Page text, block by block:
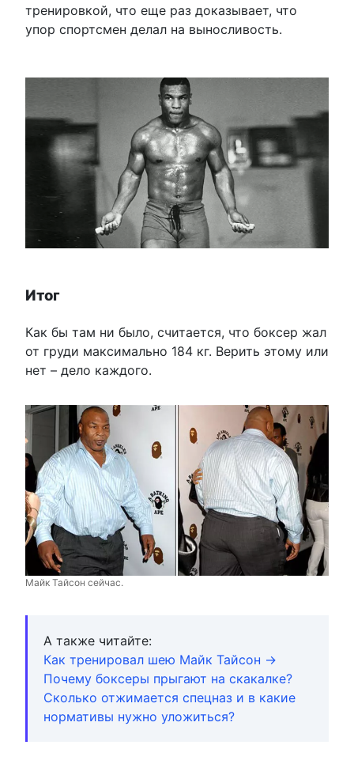
тренировкой, что еще раз доказывает, что
упор спортсмен делал на выносливость.
Итог
Как бы там ни было, считается, что боксер жал
от груди максимально 184 кг. Верить этому или
нет – дело каждого.
Майк Тайсон сейчас.
А также читайте:
Как тренировал шею Майк Тайсон →
Почему боксеры прыгают на скакалке?
Сколько отжимается спецназ и в какие
нормативы нужно уложиться?